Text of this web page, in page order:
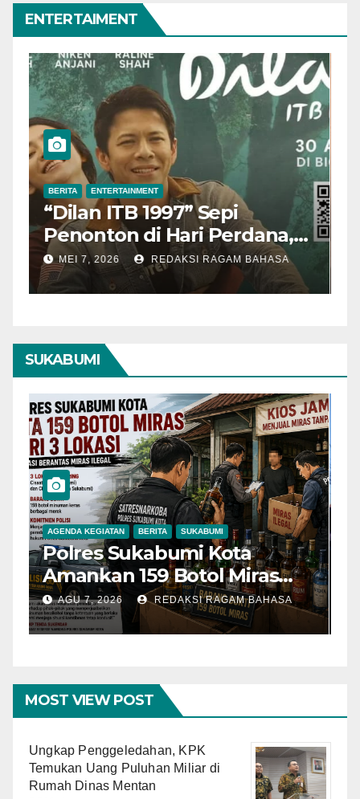
ENTERTAIMENT
BERITA ENTERTAINMENT
“Dilan ITB 1997” Sepi
Penonton di Hari Perdana,
Pengamat Nilai Cerita
Kurang Kuat
MEI 7, 2026 REDAKSI RAGAM BAHASA
SUKABUMI
AGENDA KEGIATAN BERITA SUKABUMI
Polres Sukabumi Kota
Amankan 159 Botol Miras
Ilegal dari Tiga Lokasi dalam
Operasi Penyakit
AGU 7, 2026 REDAKSI RAGAM BAHASA
MOST VIEW POST
Ungkap Penggeledahan, KPK
Temukan Uang Puluhan Miliar di
Rumah Dinas Mentan